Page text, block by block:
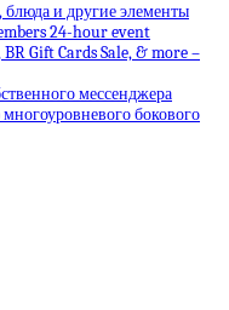
блюда и другие элементы
24-hour event
Gift Cards Sale, & more –
мессенджера
бокового